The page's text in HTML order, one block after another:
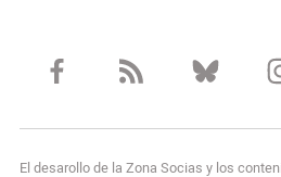
El desarollo de la Zona Socias y los